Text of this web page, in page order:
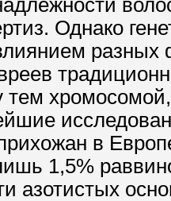
Однако
разных
в
1,5%
азотистых